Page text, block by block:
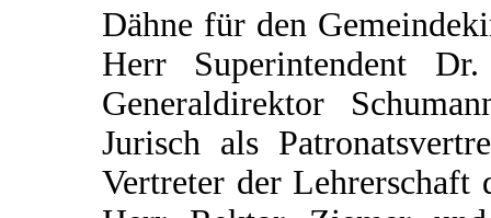
Dähne für den
Herr Superintendent
Generaldirektor
Jurisch als
Vertreter der Lehrerschaft